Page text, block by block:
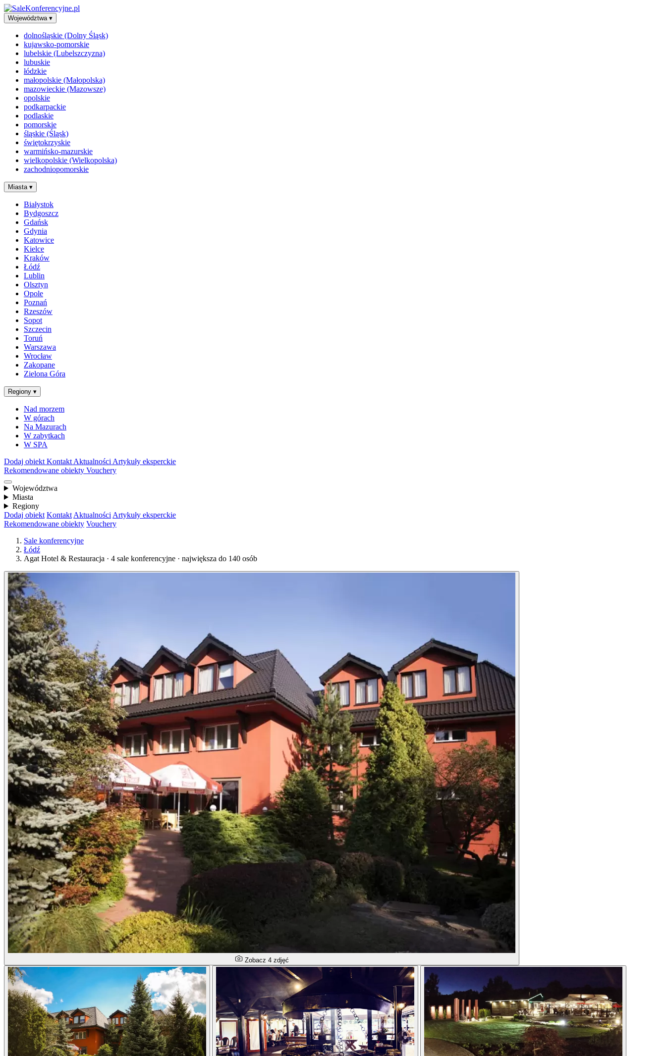
Województwa ▾
dolnośląskie (Dolny Śląsk)
kujawsko-pomorskie
lubelskie (Lubelszczyzna)
lubuskie
łódzkie
małopolskie (Małopolska)
mazowieckie (Mazowsze)
opolskie
podkarpackie
podlaskie
pomorskie
śląskie (Śląsk)
świętokrzyskie
warmińsko-mazurskie
wielkopolskie (Wielkopolska)
zachodniopomorskie
Miasta ▾
Białystok
Bydgoszcz
Gdańsk
Gdynia
Katowice
Kielce
Kraków
Łódź
Lublin
Olsztyn
Opole
Poznań
Rzeszów
Sopot
Szczecin
Toruń
Warszawa
Wrocław
Zakopane
Zielona Góra
Regiony ▾
Nad morzem
W górach
Na Mazurach
W zabytkach
W SPA
Dodaj obiekt Kontakt Aktualności Artykuły eksperckie
Rekomendowane obiekty Vouchery
Województwa
Miasta
Regiony
Dodaj obiekt Kontakt Aktualności Artykuły eksperckie
Rekomendowane obiekty Vouchery
Sale konferencyjne
Łódź
Agat Hotel & Restauracja · 4 sale konferencyjne · największa do 140 osób
Zobacz 4 zdjęć